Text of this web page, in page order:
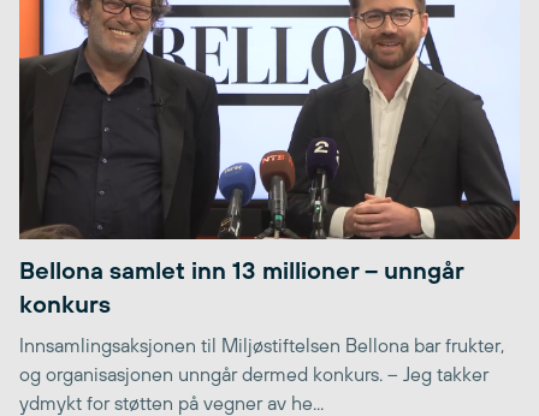
Bellona samlet inn 13 millioner – unngår
konkurs
Innsamlingsaksjonen til Miljøstiftelsen Bellona bar frukter,
og organisasjonen unngår dermed konkurs. – Jeg takker
ydmykt for støtten på vegner av he...